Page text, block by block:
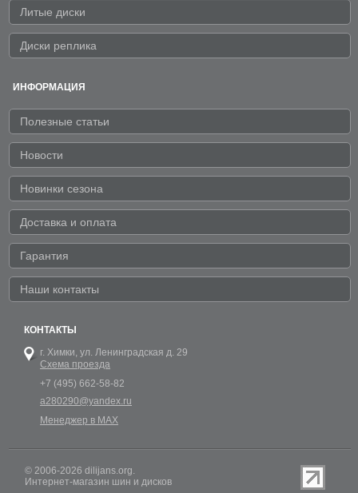
Литые диски
Диски реплика
ИНФОРМАЦИЯ
Полезные статьи
Новости
Новинки сезона
Доставка и оплата
Гарантия
Наши контакты
КОНТАКТЫ
г. Химки, ул. Ленинградская д. 29
Схема проезда
+7 (495) 662-58-82
a280290@yandex.ru
Менеджер в MAX
© 2006-2026 dilijans.org.
Интернет-магазин шин и дисков